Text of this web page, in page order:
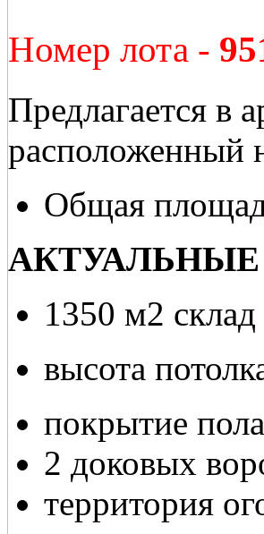
Номер лота -
Предлагается в
Общая
1350 м2 склад
высота
покрытие
2 доковых
территория